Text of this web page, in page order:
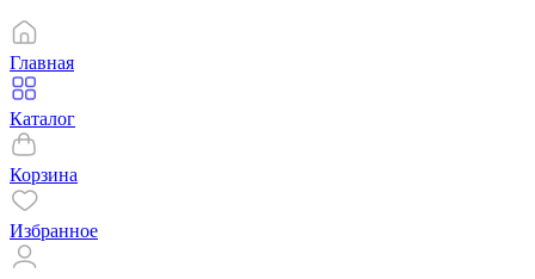
Главная
Каталог
Корзина
Избранное